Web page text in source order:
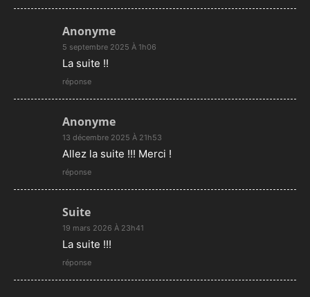
Anonyme
5 septembre 2025 À 1h06
La suite !!
réponse
Anonyme
13 décembre 2025 À 21h53
Allez la suite !!! Merci !
réponse
Suite
19 mars 2026 À 23h41
La suite !!!
réponse